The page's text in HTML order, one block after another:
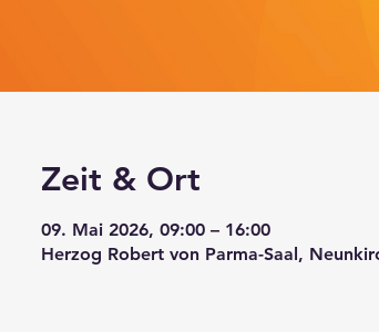
Zeit & Ort
09. Mai 2026, 09:00 – 16:00
Herzog Robert von Parma-Saal,